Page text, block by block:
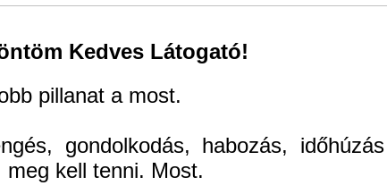
Kedves Látogató!
pillanat a most.
gondolkodás, habozás,
meg kell tenni. Most.